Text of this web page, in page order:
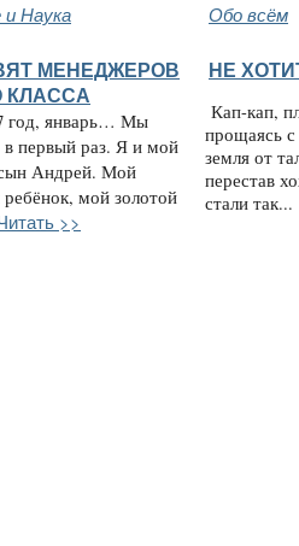
и Наука Обо всём
МЕНЕДЖЕРОВ
КЛАССА
год, январь… Мы
первый раз. Я и мой
Андрей. Мой
мой золотой
>>
НЕ
Кап-кап,
прощаясь
земля от
перестав
стали так...